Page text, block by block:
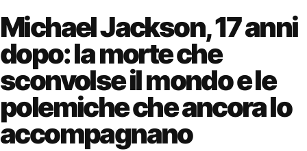
Michael Jackson, 17 anni
dopo: la morte che
sconvolse il mondo e le
polemiche che ancora lo
accompagnano